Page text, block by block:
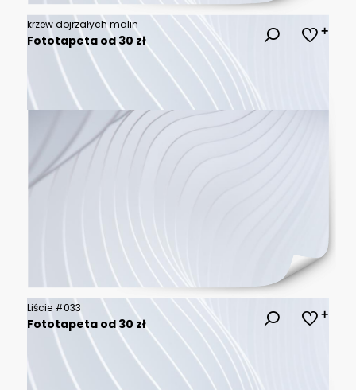
krzew dojrzałych malin
Fototapeta od 30 zł
Liście #033
Fototapeta od 30 zł